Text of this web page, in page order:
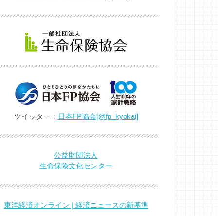
ツイッター： 日本FP協会[@fp_kyokai]
公益財団法人
生命保険文化センター
東洋経済オンライン | 経済ニュースの新基準